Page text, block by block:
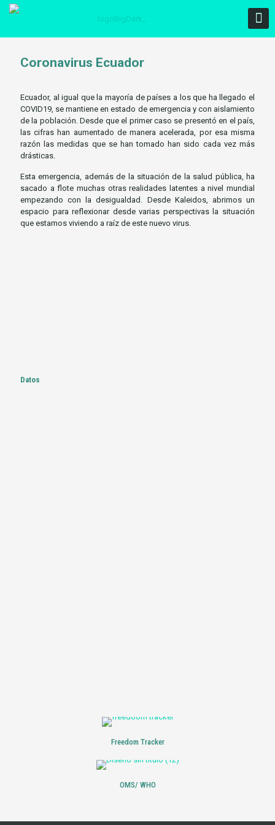
Coronavirus Ecuador
Ecuador, al igual que la mayoría de países a los que ha llegado el
COVID19, se mantiene en estado de emergencia y con aislamiento
de la población. Desde que el primer caso se presentó en el país,
las cifras han aumentado de manera acelerada, por esa misma
razón las medidas que se han tomado han sido cada vez más
drásticas.
Esta emergencia, además de la situación de la salud pública, ha
sacado a flote muchas otras realidades latentes a nivel mundial
empezando con la desigualdad. Desde Kaleidos, abrimos un
espacio para reflexionar desde varias perspectivas la situación
que estamos viviendo a raíz de este nuevo virus.
Datos
Freedom Tracker
OMS/ WHO